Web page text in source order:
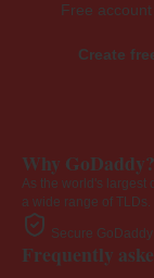
Free
Create
Why GoDaddy?
As the world's largest
a wide range of
Secure
Frequently